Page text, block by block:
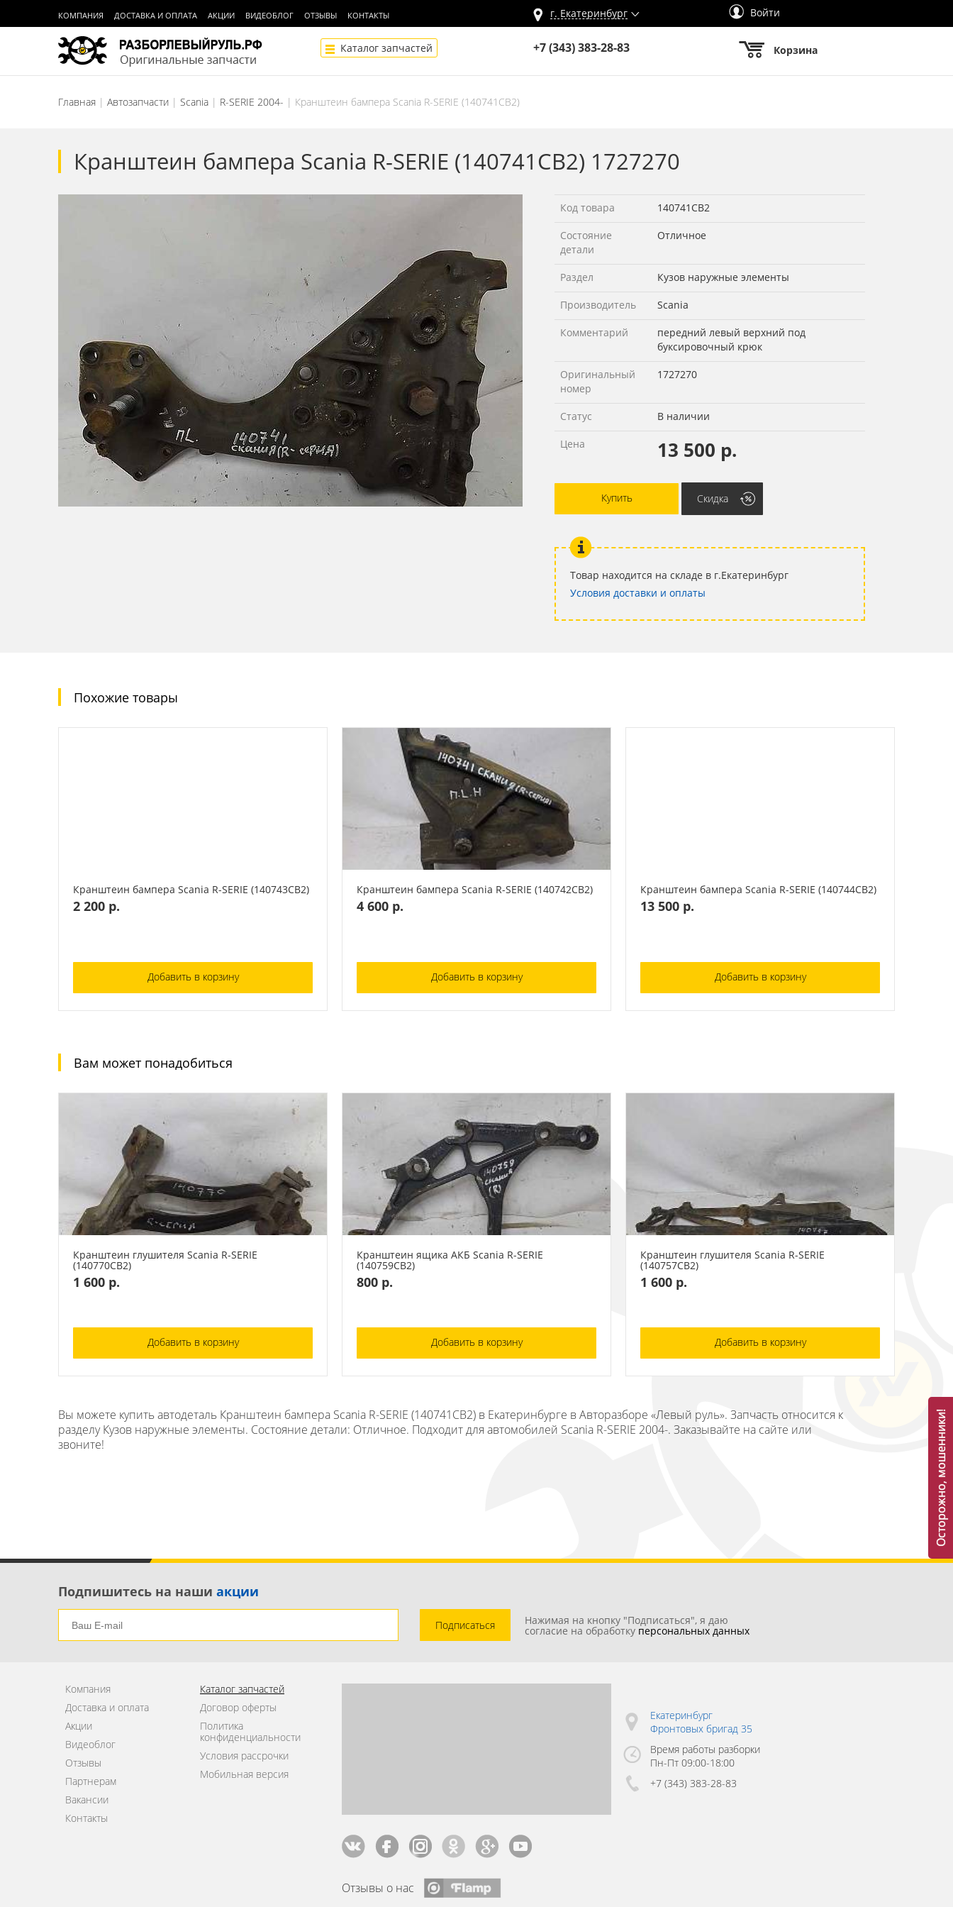
КОМПАНИЯ ДОСТАВКА И ОПЛАТА АКЦИИ ВИДЕОБЛОГ ОТЗЫВЫ КОНТАКТЫ г. Екатеринбург Войти
Каталог запчастей +7 (343) 383-28-83 Корзина
Главная Автозапчасти Scania R-SERIE 2004- Кранштеин бампера Scania R-SERIE (140741СВ2)
Кранштеин бампера Scania R-SERIE (140741СВ2) 1727270
Код товара 140741СВ2
Состояние
детали
Отличное
Раздел Кузов наружные элементы
Производитель Scania
Комментарий
передний левый верхний под
буксировочный крюк
Оригинальный
номер
1727270
Статус В наличии
Цена 13 500 р.
Купить Скидка
Товар находится на складе в г.Екатеринбург
Условия доставки и оплаты
Похожие товары
Кранштеин бампера Scania R-SERIE (140743CВ2)
2 200 р.
Добавить в корзину
Кранштеин бампера Scania R-SERIE (140742СВ2)
4 600 р.
Добавить в корзину
Кранштеин бампера Scania R-SERIE (140744СВ2)
13 500 р.
Добавить в корзину
Вам может понадобиться
Кранштеин глушителя Scania R-SERIE
(140770СВ2)
1 600 р.
Добавить в корзину
Кранштеин ящика АКБ Scania R-SERIE
(140759СВ2)
800 р.
Добавить в корзину
Кранштеин глушителя Scania R-SERIE
(140757СВ2)
1 600 р.
Добавить в корзину
Вы можете купить автодеталь Кранштеин бампера Scania R-SERIE (140741СВ2) в Екатеринбурге в Авторазборе «Левый руль». Запчасть относится к
разделу Кузов наружные элементы. Состояние детали: Отличное. Подходит для автомобилей Scania R-SERIE 2004-. Заказывайте на сайте или
звоните!
Подпишитесь на наши акции
Подписаться Нажимая на кнопку "Подписаться", я даю
согласие на обработку персональных данных
Компания
Доставка и оплата
Акции
Видеоблог
Отзывы
Партнерам
Вакансии
Контакты
Каталог запчастей
Договор оферты
Политика
конфиденциальности
Условия рассрочки
Мобильная версия
Отзывы о нас
Екатеринбург
Фронтовых бригад 35
Время работы разборки
Пн-Пт 09:00-18:00
+7 (343) 383-28-83
Осторожно, мошенники!